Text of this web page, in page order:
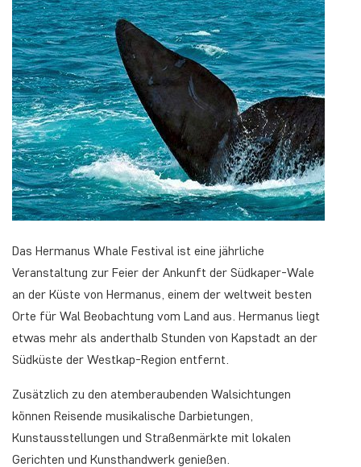
Das Hermanus Whale Festival ist eine jährliche
Veranstaltung zur Feier der Ankunft der Südkaper-Wale
an der Küste von Hermanus, einem der weltweit besten
Orte für Wal Beobachtung vom Land aus. Hermanus liegt
etwas mehr als anderthalb Stunden von Kapstadt an der
Südküste der Westkap-Region entfernt.
Zusätzlich zu den atemberaubenden Walsichtungen
können Reisende musikalische Darbietungen,
Kunstausstellungen und Straßenmärkte mit lokalen
Gerichten und Kunsthandwerk genießen.